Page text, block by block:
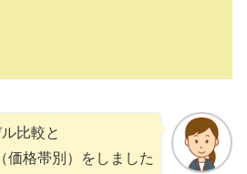
比較と
価格帯別）をしました